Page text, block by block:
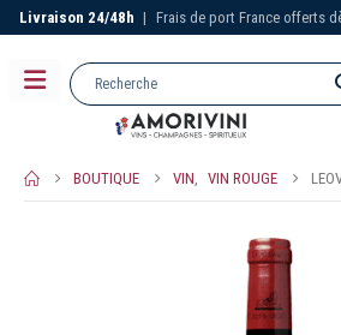
Livraison 24/48h | Frais de port France offerts
BOUTIQUE VIN, VIN ROUGE